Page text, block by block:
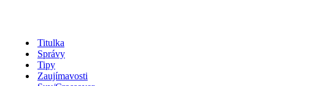
Titulka
Správy
Tipy
Zaujímavosti